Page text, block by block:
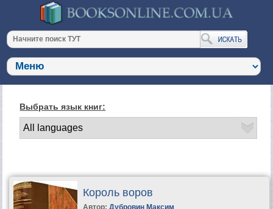
Выбрать язык книг:
Король воров
Автор: Дубровин Максим